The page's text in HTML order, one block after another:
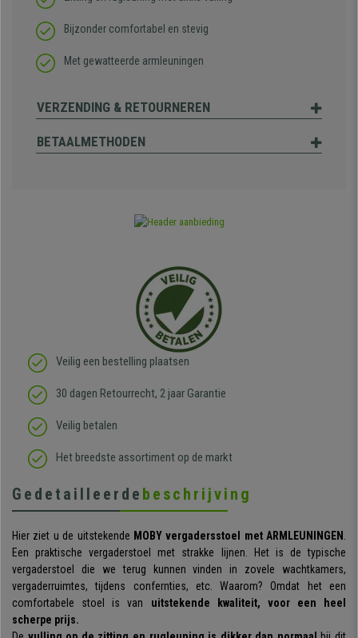
Bijzonder comfortabel en stevig
Met gewatteerde armleuningen
VERZENDING & RETOURNEREN
BETAALMETHODEN
Veilig een bestelling plaatsen
30 dagen Retourrecht, 2 jaar Garantie
Veilig betalen
Het breedste assortiment op de markt
Gedetailleerde beschrijving
Hier ziet u de uitstekende MOBY vergadersstoel met ARMLEUNINGEN .
Een praktische vergaderstoel met strakke lijnen. Het is de typische
vergaderstoel die we terug kunnen vinden in zovele wachtkamers,
vergaderruimtes, tijdens confernties, etc. Waarom? Omdat het een
comfortabele stoel is van uitstekende kwaliteit, voor een heel
scherpe prijs.